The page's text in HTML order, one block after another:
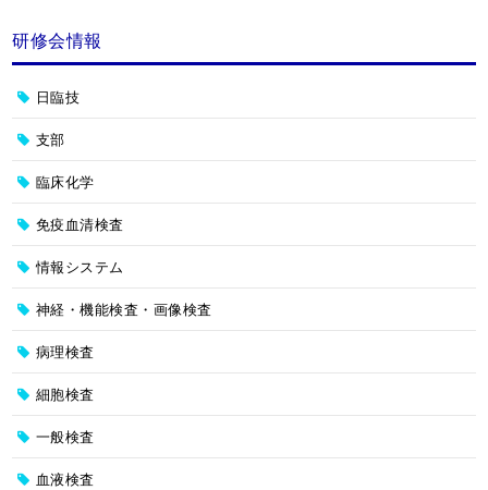
研修会情報
日臨技
支部
臨床化学
免疫血清検査
情報システム
神経・機能検査・画像検査
病理検査
細胞検査
一般検査
血液検査